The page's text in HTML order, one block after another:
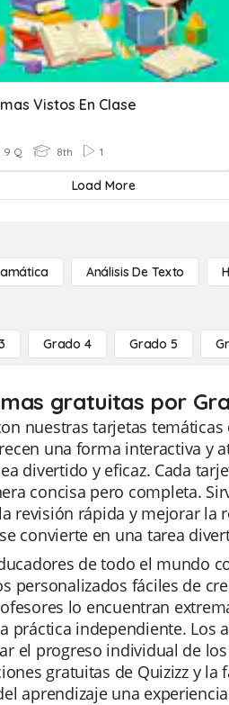
Vistos En Clase
9 Q 8th 1
Load More
Análisis De Texto
Grado 4 Grado 5
gratuitas por
nuestras tarjetas
una forma interactiva y
divertido y eficaz. Cada
concisa pero completa.
revisión rápida y mejorar la
convierte en una tarea
de todo el mundo
personalizados fáciles de
lo encuentran
práctica independiente. Los
el progreso individual de
gratuitas de Quizizz y la
aprendizaje una